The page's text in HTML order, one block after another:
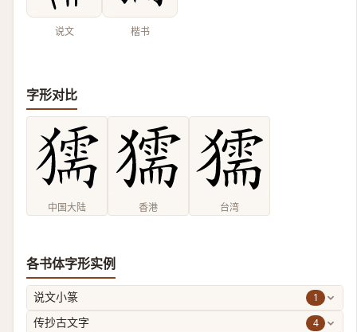
说文 楷书
字形对比
中国大陆 香港 台湾
各书体字形实例
说文小篆 1
传抄古文字 4